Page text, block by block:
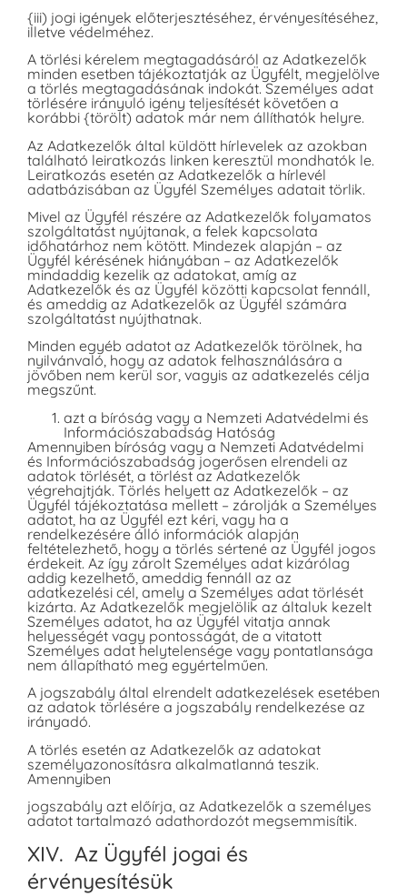
{iii) jogi igények előterjesztéséhez, érvényesítéséhez,
illetve védelméhez.
A törlési kérelem megtagadásáról az Adatkezelők
minden esetben tájékoztatják az Ügyfélt, megjelölve
a törlés megtagadásának indokát. Személyes adat
törlésére irányuló igény teljesítését követően a
korábbi {törölt) adatok már nem állíthatók helyre.
Az Adatkezelők által küldött hírlevelek az azokban
található leiratkozás linken keresztül mondhatók le.
Leiratkozás esetén az Adatkezelők a hírlevél
adatbázisában az Ügyfél Személyes adatait törlik.
Mivel az Ügyfél részére az Adatkezelők folyamatos
szolgáltatást nyújtanak, a felek kapcsolata
időhatárhoz nem kötött. Mindezek alapján – az
Ügyfél kérésének hiányában – az Adatkezelők
mindaddig kezelik az adatokat, amíg az
Adatkezelők és az Ügyfél közötti kapcsolat fennáll,
és ameddig az Adatkezelők az Ügyfél számára
szolgáltatást nyújthatnak.
Minden egyéb adatot az Adatkezelők törölnek, ha
nyilvánvaló, hogy az adatok felhasználására a
jövőben nem kerül sor, vagyis az adatkezelés célja
megszűnt.
azt a bíróság vagy a Nemzeti Adatvédelmi és
Információszabadság Hatóság
Amennyiben bíróság vagy a Nemzeti Adatvédelmi
és Információszabadság jogerősen elrendeli az
adatok törlését, a törlést az Adatkezelők
végrehajtják. Törlés helyett az Adatkezelők – az
Ügyfél tájékoztatása mellett – zárolják a Személyes
adatot, ha az Ügyfél ezt kéri, vagy ha a
rendelkezésére álló információk alapján
feltételezhető, hogy a törlés sértené az Ügyfél jogos
érdekeit. Az így zárolt Személyes adat kizárólag
addig kezelhető, ameddig fennáll az az
adatkezelési cél, amely a Személyes adat törlését
kizárta. Az Adatkezelők megjelölik az általuk kezelt
Személyes adatot, ha az Ügyfél vitatja annak
helyességét vagy pontosságát, de a vitatott
Személyes adat helytelensége vagy pontatlansága
nem állapítható meg egyértelműen.
A jogszabály által elrendelt adatkezelések esetében
az adatok törlésére a jogszabály rendelkezése az
irányadó.
A törlés esetén az Adatkezelők az adatokat
személyazonosításra alkalmatlanná teszik.
Amennyiben
jogszabály azt előírja, az Adatkezelők a személyes
adatot tartalmazó adathordozót megsemmisítik.
XIV. Az Ügyfél jogai és
érvényesítésük